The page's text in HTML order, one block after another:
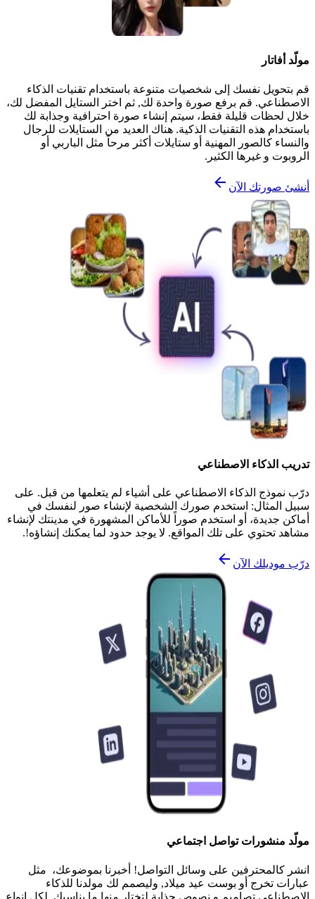
مولّد أفاتار
قم بتحويل نفسك إلى شخصيات متنوعة باستخدام تقنيات الذكاء
الاصطناعي. قم برفع صورة واحدة لك, ثم اختر الستايل المفضل لك،
خلال لحظات قليلة فقط، سيتم إنشاء صورة احترافية وجذابة لك
باستخدام هذه التقنيات الذكية. هناك العديد من الستايلات للرجال
والنساء كالصور المهنية أو ستايلات أكثر مرحاً مثل الباربي أو
الروبوت و غيرها الكثير.
أنشئ صورتك الآن
تدريب الذكاء الاصطناعي
درّب نموذج الذكاء الاصطناعي على أشياء لم يتعلمها من قبل. على
سبيل المثال: استخدم صورك الشخصية لإنشاء صور لنفسك في
أماكن جديدة، أو استخدم صوراً للأماكن المشهورة في مدينتك لإنشاء
مشاهد تحتوي على تلك المواقع. لا يوجد حدود لما يمكنك إنشاؤه!.
درّب موديلك الآن
مولّد منشورات تواصل اجتماعي
انشر كالمحترفين على وسائل التواصل! أخبرنا بموضوعك، مثل
عبارات تخرج أو بوست عيد ميلاد, وليصمم لك مولدنا للذكاء
الاصطناعي تصاميم و نصوص جذابة لتختار منها ما يناسبك. لكل انواع